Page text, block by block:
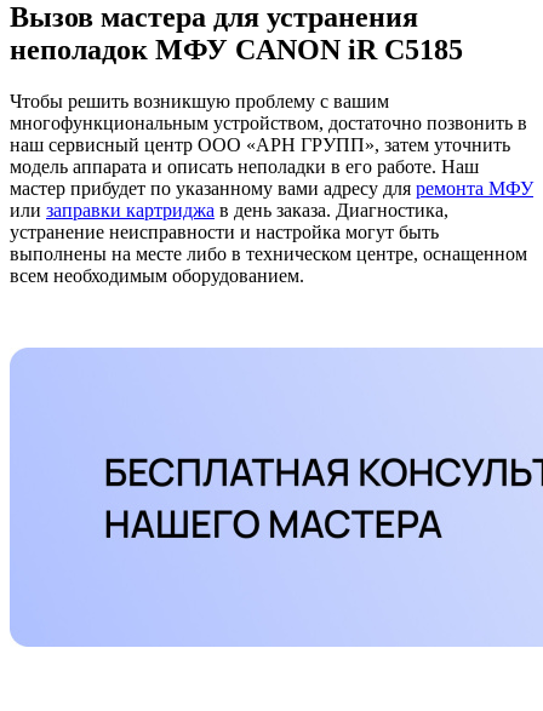
Вызов мастера для устранения
неполадок МФУ CANON iR C5185
Чтобы решить возникшую проблему с вашим
многофункциональным устройством, достаточно позвонить в
наш сервисный центр ООО «АРН ГРУПП», затем уточнить
модель аппарата и описать неполадки в его работе. Наш
мастер прибудет по указанному вами адресу для ремонта МФУ
или заправки картриджа в день заказа. Диагностика,
устранение неисправности и настройка могут быть
выполнены на месте либо в техническом центре, оснащенном
всем необходимым оборудованием.